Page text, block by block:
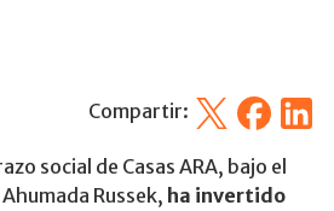
Compartir: X Facebook
social de Casas ARA, bajo el
Russek, ha invertido